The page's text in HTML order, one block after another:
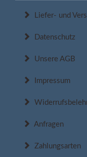
Liefer- und
Datenschutz
Unsere AGB
Impressum
Anfragen
Zahlungsarten